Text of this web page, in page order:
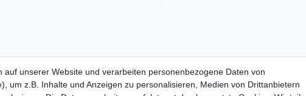
unserer Website und verarbeiten personenbezogene Daten von
um z.B. Inhalte und Anzeigen zu personalisieren, Medien von Drittanbietern